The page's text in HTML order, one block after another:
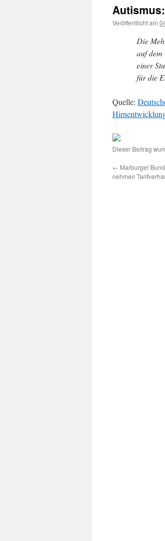
Veröffentlicht am
Die
auf
einer
für die
Quelle:
Dieser Beitrag
← Marburger
nehmen